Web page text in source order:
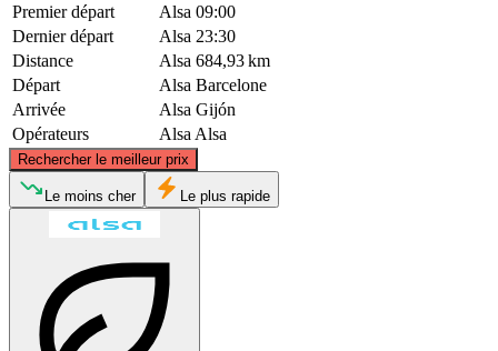
Premier départ
Alsa 09:00
Dernier départ
Alsa 23:30
Distance
Alsa 684,93 km
Départ
Alsa Barcelone
Arrivée
Alsa Gijón
Opérateurs
Alsa Alsa
Rechercher le meilleur prix
Gijón
Le moins cher Le plus rapide